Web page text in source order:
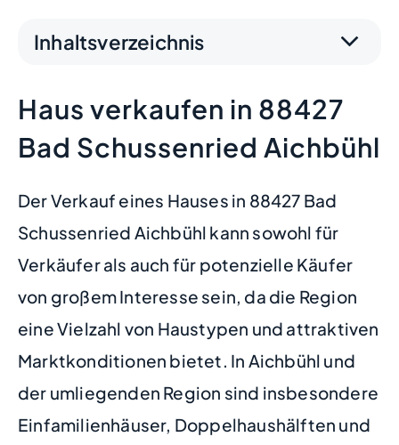
Inhaltsverzeichnis
Haus verkaufen in 88427
Bad Schussenried Aichbühl
Der Verkauf eines Hauses in 88427 Bad
Schussenried Aichbühl kann sowohl für
Verkäufer als auch für potenzielle Käufer
von großem Interesse sein, da die Region
eine Vielzahl von Haustypen und attraktiven
Marktkonditionen bietet. In Aichbühl und
der umliegenden Region sind insbesondere
Einfamilienhäuser, Doppelhaushälften und